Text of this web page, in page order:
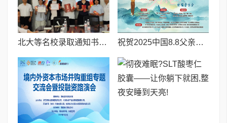
北大等名校录取通知书送达仪式在喀什市特区实验学校暖心举行 祝贺2025中国8.8父亲节“孝行天下家风传承”论坛暨祈福音乐会圆满成功